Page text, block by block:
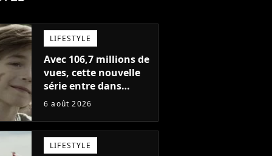
LIFESTYLE
Avec 106,7 millions de
vues, cette nouvelle
série entre dans
l'histoire de Netflix en
6 août 2026
LIFESTYLE